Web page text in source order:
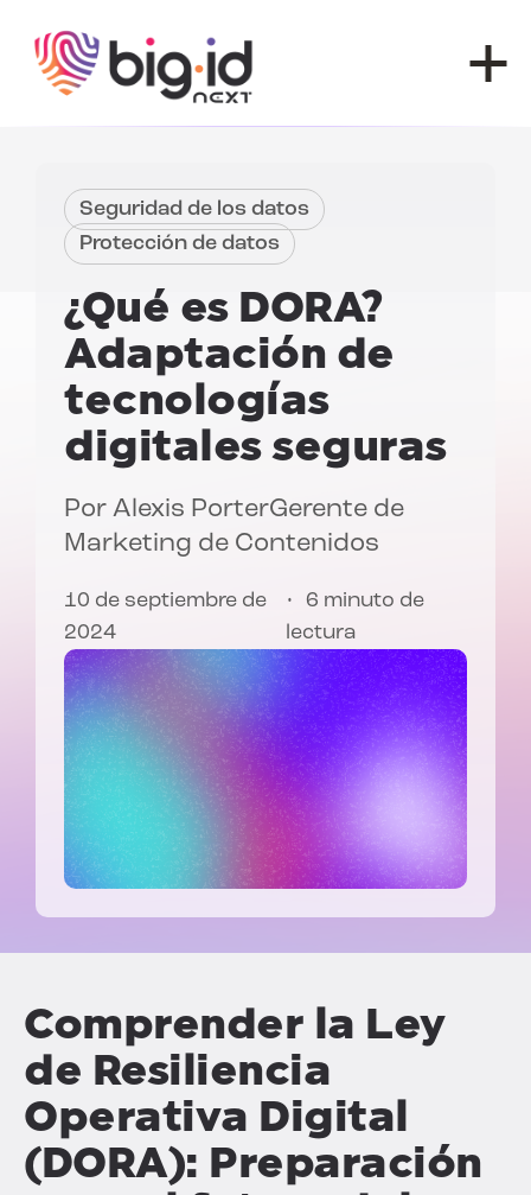
Seguridad de los datos
Protección de datos
¿Qué es DORA?
Adaptación de
tecnologías
digitales seguras
Por Alexis PorterGerente de
Marketing de Contenidos
10 de septiembre de
2024
6 minuto de
lectura
Comprender la Ley
de Resiliencia
Operativa Digital
(DORA): Preparación